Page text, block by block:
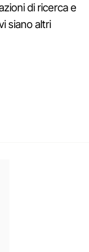
di ricerca e
siano altri